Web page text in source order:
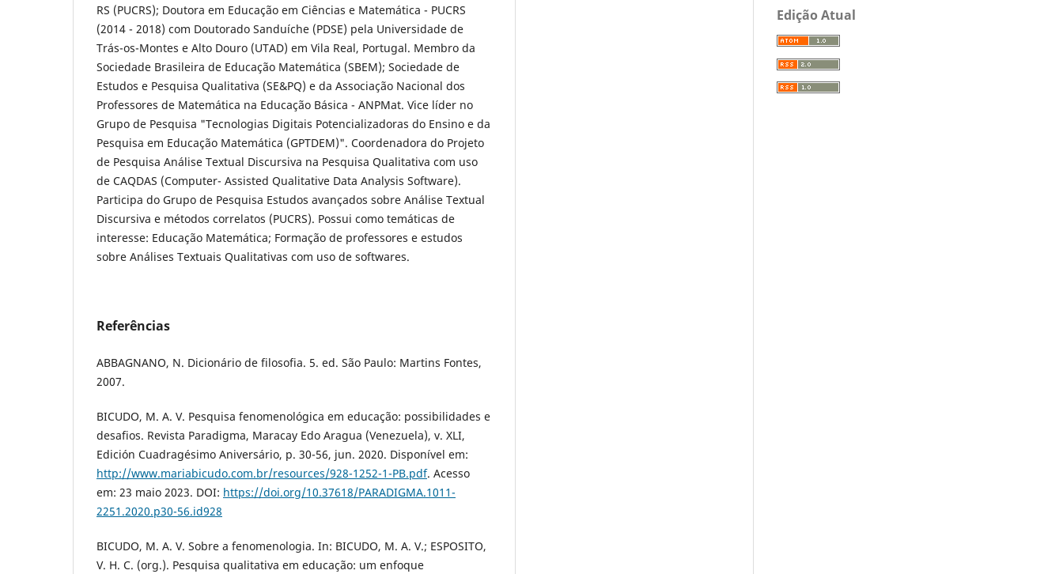
RS (PUCRS); Doutora em Educação em Ciências e Matemática - PUCRS
(2014 - 2018) com Doutorado Sanduíche (PDSE) pela Universidade de
Trás-os-Montes e Alto Douro (UTAD) em Vila Real, Portugal. Membro da
Sociedade Brasileira de Educação Matemática (SBEM); Sociedade de
Estudos e Pesquisa Qualitativa (SE&PQ) e da Associação Nacional dos
Professores de Matemática na Educação Básica - ANPMat. Vice líder no
Grupo de Pesquisa "Tecnologias Digitais Potencializadoras do Ensino e da
Pesquisa em Educação Matemática (GPTDEM)". Coordenadora do Projeto
de Pesquisa Análise Textual Discursiva na Pesquisa Qualitativa com uso
de CAQDAS (Computer- Assisted Qualitative Data Analysis Software).
Participa do Grupo de Pesquisa Estudos avançados sobre Análise Textual
Discursiva e métodos correlatos (PUCRS). Possui como temáticas de
interesse: Educação Matemática; Formação de professores e estudos
sobre Análises Textuais Qualitativas com uso de softwares.
Referências
ABBAGNANO, N. Dicionário de filosofia. 5. ed. São Paulo: Martins Fontes,
2007.
BICUDO, M. A. V. Pesquisa fenomenológica em educação: possibilidades e
desafios. Revista Paradigma, Maracay Edo Aragua (Venezuela), v. XLI,
Edición Cuadragésimo Aniversário, p. 30-56, jun. 2020. Disponível em:
http://www.mariabicudo.com.br/resources/928-1252-1-PB.pdf. Acesso
em: 23 maio 2023. DOI: https://doi.org/10.37618/PARADIGMA.1011-
2251.2020.p30-56.id928
BICUDO, M. A. V. Sobre a fenomenologia. In: BICUDO, M. A. V.; ESPOSITO,
V. H. C. (org.). Pesquisa qualitativa em educação: um enfoque
Edição Atual